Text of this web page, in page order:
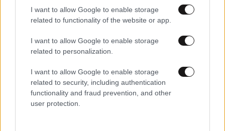
I want to allow Google to enable storage
related to functionality of the website or app.
I want to allow Google to enable storage
related to personalization.
I want to allow Google to enable storage
related to security, including authentication
functionality and fraud prevention, and other
user protection.
Το μυστικό δεν είναι τα κιλά αλλά η εφαρμογή –
Τα 7 fashion tips που αλλάζουν το αποτέλεσμα